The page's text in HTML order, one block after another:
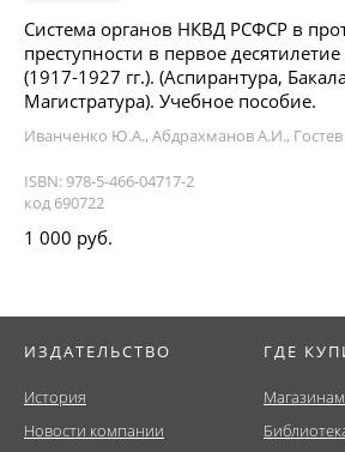
Система органов НКВД РСФСР в
преступности в первое
(1917-1927 гг.). (Аспирантура,
Магистратура). Учебное пособие.
Иванченко Ю.А., Абдрахманов А.И., Гостев
ISBN: 978-5-466-04717-2
код 690722
1 000 руб.
ИЗДАТЕЛЬСТВО
История
Новости компании
ГДЕ
Магазинам